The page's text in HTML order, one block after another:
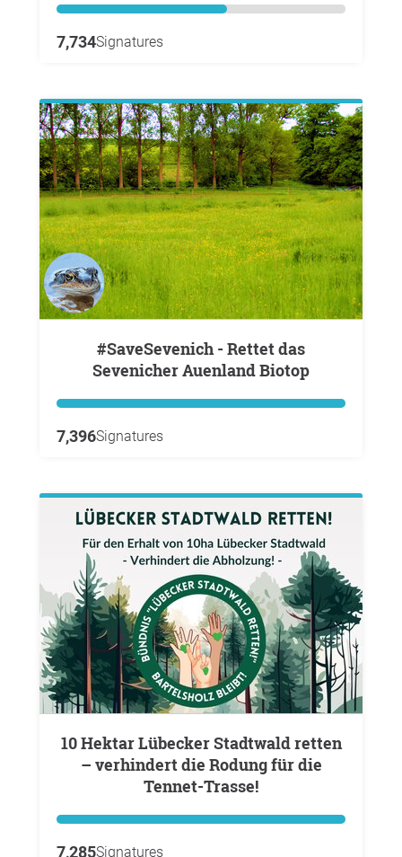
7,734Signatures
#SaveSevenich - Rettet das
Sevenicher Auenland Biotop
7,396Signatures
10 Hektar Lübecker Stadtwald retten
– verhindert die Rodung für die
Tennet-Trasse!
7,285Signatures